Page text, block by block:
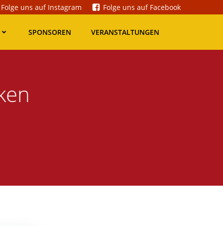
Folge uns auf Instagram Folge uns auf Facebook
SPONSOREN VERANSTALTUNGEN